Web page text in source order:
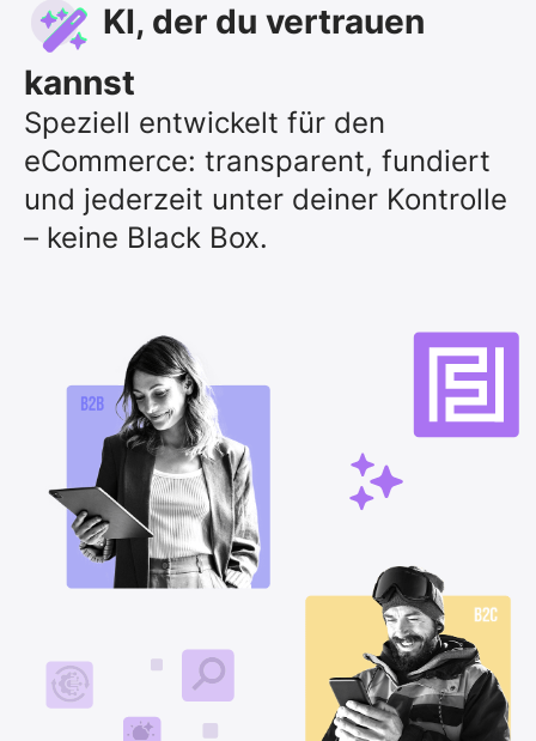
KI, der du vertrauen
kannst
Speziell entwickelt für den
eCommerce: transparent, fundiert
und jederzeit unter deiner Kontrolle
– keine Black Box.